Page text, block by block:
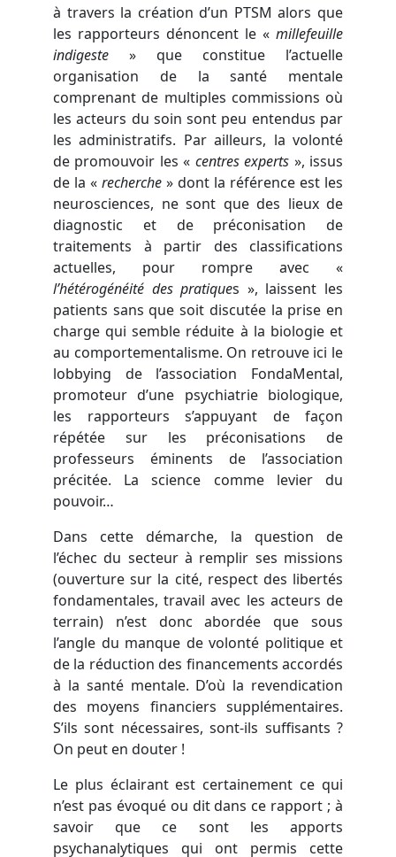
à travers la création d’un PTSM alors que
les rapporteurs dénoncent le « millefeuille
indigeste » que constitue l’actuelle
organisation de la santé mentale
comprenant de multiples commissions où
les acteurs du soin sont peu entendus par
les administratifs. Par ailleurs, la volonté
de promouvoir les « centres experts », issus
de la « recherche » dont la référence est les
neurosciences, ne sont que des lieux de
diagnostic et de préconisation de
traitements à partir des classifications
actuelles, pour rompre avec «
l’hétérogénéité des pratiques », laissent les
patients sans que soit discutée la prise en
charge qui semble réduite à la biologie et
au comportementalisme. On retrouve ici le
lobbying de l’association FondaMental,
promoteur d’une psychiatrie biologique,
les rapporteurs s’appuyant de façon
répétée sur les préconisations de
professeurs éminents de l’association
précitée. La science comme levier du
pouvoir…
Dans cette démarche, la question de
l’échec du secteur à remplir ses missions
(ouverture sur la cité, respect des libertés
fondamentales, travail avec les acteurs de
terrain) n’est donc abordée que sous
l’angle du manque de volonté politique et
de la réduction des financements accordés
à la santé mentale. D’où la revendication
des moyens financiers supplémentaires.
S’ils sont nécessaires, sont-ils suffisants ?
On peut en douter !
Le plus éclairant est certainement ce qui
n’est pas évoqué ou dit dans ce rapport ; à
savoir que ce sont les apports
psychanalytiques qui ont permis cette